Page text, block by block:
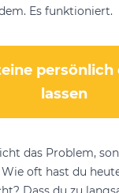
Es funktioniert.
persönlich
lassen
das Problem,
Wie oft hast du